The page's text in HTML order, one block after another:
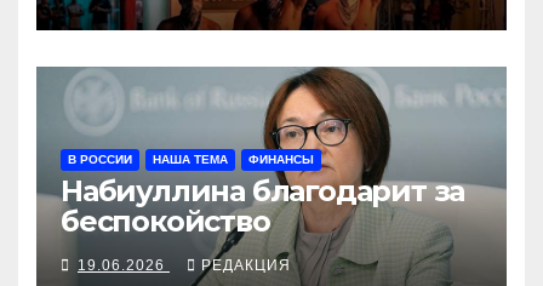
В РОССИИ НАША ТЕМА ФИНАНСЫ
Набиуллина благодарит за
беспокойство
19.06.2026 РЕДАКЦИЯ